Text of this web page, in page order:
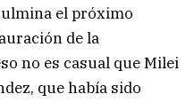
el próximo
de la
no es casual que Milei
que había sido